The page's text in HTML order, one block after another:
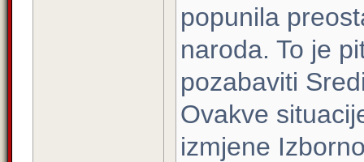
popunila
naroda. To je
pozabaviti
Ovakve
izmjene